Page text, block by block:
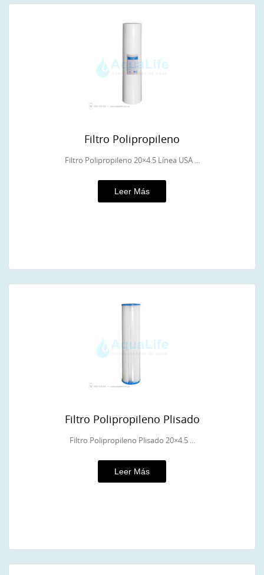
Filtro Polipropileno
Filtro Polipropileno 20×4.5 Línea USA ...
Leer Más
Filtro Polipropileno Plisado
Filtro Polipropileno Plisado 20×4.5 ...
Leer Más